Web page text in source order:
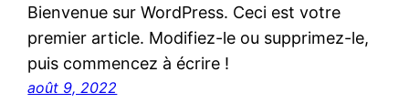
Bienvenue sur WordPress. Ceci est votre
premier article. Modifiez-le ou supprimez-le,
puis commencez à écrire !
août 9, 2022